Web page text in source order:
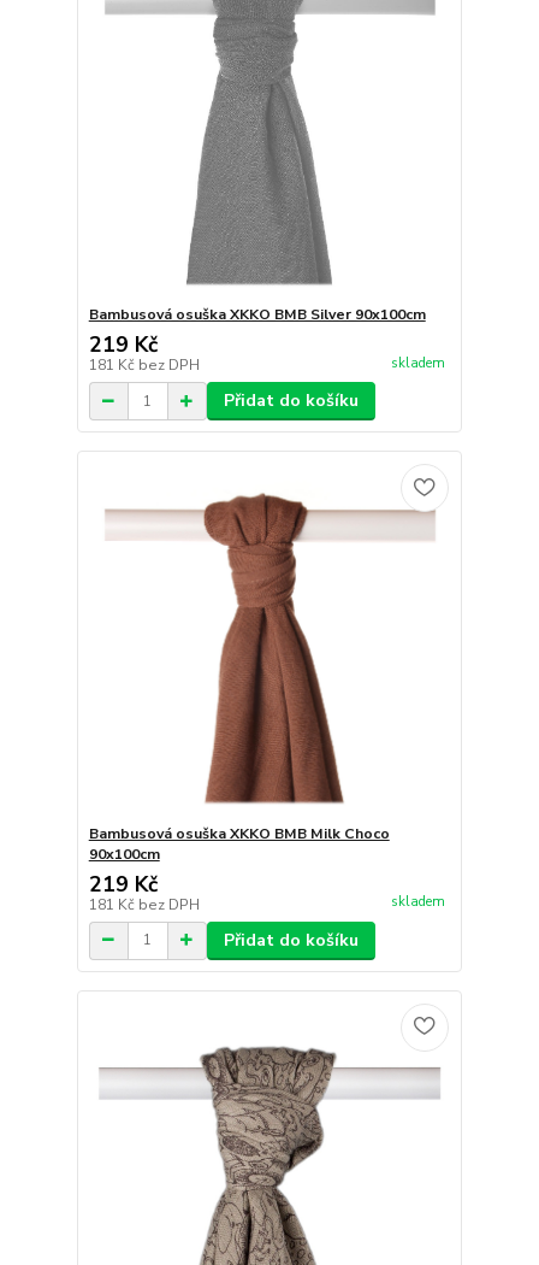
Bambusová osuška XKKO BMB Silver 90x100cm
219 Kč
181 Kč bez DPH skladem
Přidat do košíku
Bambusová osuška XKKO BMB Milk Choco
90x100cm
219 Kč
181 Kč bez DPH skladem
Přidat do košíku